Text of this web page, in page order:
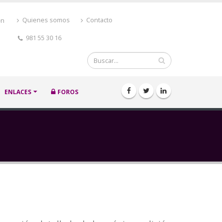
Quienes somos Contacto
981 55 30 16
Buscar
ENLACES FOROS